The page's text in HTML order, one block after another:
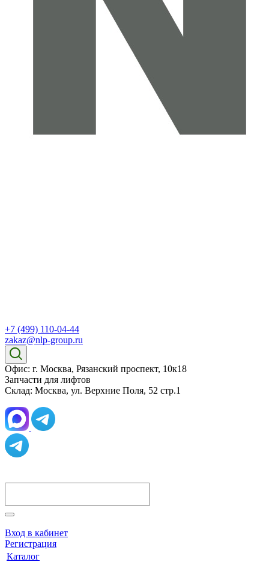
+7 (499) 110-04-44
zakaz@nlp-group.ru
Офис: г. Москва, Рязанский проспект, 10к18
Запчасти для лифтов
Склад: Москва, ул. Верхние Поля, 52 стр.1
Вход в кабинет
Регистрация
Каталог